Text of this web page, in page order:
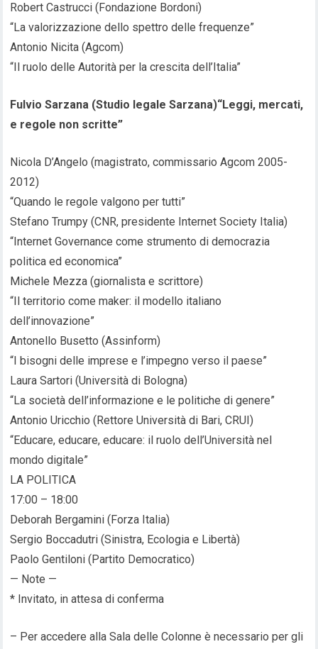
Robert Castrucci (Fondazione Bordoni)
“La valorizzazione dello spettro delle frequenze”
Antonio Nicita (Agcom)
“Il ruolo delle Autorità per la crescita dell’Italia”
Fulvio Sarzana (Studio legale Sarzana)“Leggi, mercati,
e regole non scritte”
Nicola D’Angelo (magistrato, commissario Agcom 2005-
2012)
“Quando le regole valgono per tutti”
Stefano Trumpy (CNR, presidente Internet Society Italia)
“Internet Governance come strumento di democrazia
politica ed economica”
Michele Mezza (giornalista e scrittore)
“Il territorio come maker: il modello italiano
dell’innovazione”
Antonello Busetto (Assinform)
“I bisogni delle imprese e l’impegno verso il paese”
Laura Sartori (Università di Bologna)
“La società dell’informazione e le politiche di genere”
Antonio Uricchio (Rettore Università di Bari, CRUI)
“Educare, educare, educare: il ruolo dell’Università nel
mondo digitale”
LA POLITICA
17:00 – 18:00
Deborah Bergamini (Forza Italia)
Sergio Boccadutri (Sinistra, Ecologia e Libertà)
Paolo Gentiloni (Partito Democratico)
— Note —
* Invitato, in attesa di conferma
– Per accedere alla Sala delle Colonne è necessario per gli